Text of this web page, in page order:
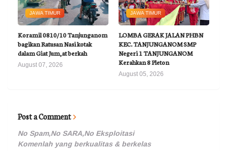
JAWA TIMUR
Koramil 0810/10 Tanjunganom
bagikan Ratusan Nasi kotak
dalam Giat Jum,at berkah
August 07, 2026
JAWA TIMUR
LOMBA GERAK JALAN PHBN
KEC. TANJUNGANOM SMP
Negeri 1 TANJUNGANOM
Kerahkan 8 Pleton
August 05, 2026
Post a Comment
No Spam,No SARA,No Eksploitasi
Komenlah yang berkualitas & berkelas